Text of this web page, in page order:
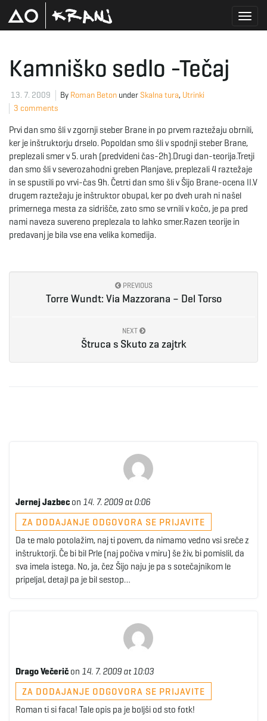
g
g
Kamniško sedlo -Tečaj
13. 7. 2009 By Roman Beton under Skalna tura, Utrinki
3 comments
Prvi dan smo šli v zgornji steber Brane in po prvem raztežaju obrnili,
ker je inštruktorju drselo. Popoldan smo šli v spodnji steber Brane,
preplezali smer v 5. urah (predvideni čas-2h).Drugi dan-teorija.Tretji
dan smo šli v severozahodni greben Planjave, preplezali 4 raztežaje
in se spustili po vrvi-čas 9h. Četrti dan smo šli v Šijo Brane-ocena II.V
drugem raztežaju je inštruktor obupal, ker po dveh urah ni našel
primernega mesta za sidrišče, zato smo se vrnili v kočo, je pa pred
nami naveza suvereno preplezala to lahko smer.Razen teorije in
predavanj je bila vse ena velika komedija.
PREVIOUS
Torre Wundt: Via Mazzorana – Del Torso
NEXT
Štruca s Skuto za zajtrk
Jernej Jazbec on 14. 7. 2009 at 0:06
ZA DODAJANJE ODGOVORA SE PRIJAVITE
Da te malo potolažim, naj ti povem, da nimamo vedno vsi sreče z
inštruktorji. Če bi bil Prle (naj počiva v miru) še živ, bi pomislil, da
sva imela istega. No, ja, čez Šijo naju je pa s sotečajnikom le
pripeljal, detajl pa je bil sestop…
Drago Večerič on 14. 7. 2009 at 10:03
ZA DODAJANJE ODGOVORA SE PRIJAVITE
Roman ti si faca! Tale opis pa je boljši od sto fotk!